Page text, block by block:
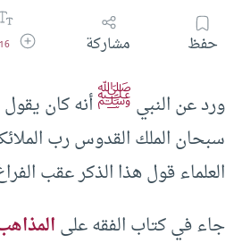
حفظ مشاركة زيادة16
ورد عن النبيﷺأنه كان
سبحان الملك القدوس رب
العلماء قول هذا الذكر عقب
جاء في كتاب الفقه على